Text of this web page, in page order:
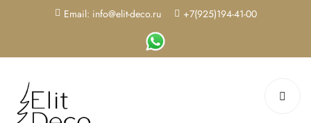
Email: info@elit-deco.ru +7(925)194-41-00